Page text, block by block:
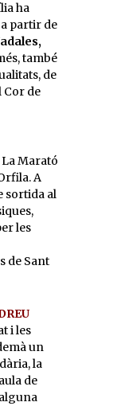
ha
partir de
també
de
Cor de
Marató
A
sortida al
les
de Sant
i les
un
la
de